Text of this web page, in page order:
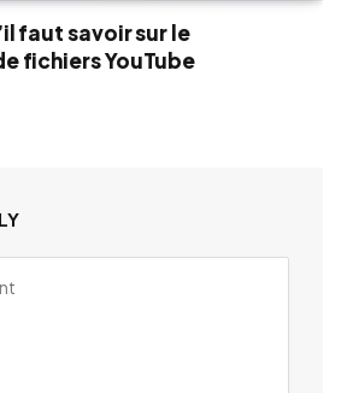
faut savoir sur le
fichiers YouTube